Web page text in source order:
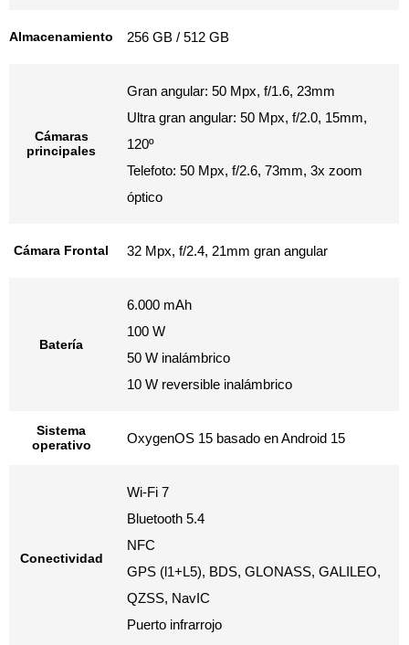
Almacenamiento 256 GB / 512 GB
Cámaras
principales
Gran angular: 50 Mpx, f/1.6, 23mm
Ultra gran angular: 50 Mpx, f/2.0, 15mm,
120º
Telefoto: 50 Mpx, f/2.6, 73mm, 3x zoom
óptico
Cámara Frontal 32 Mpx, f/2.4, 21mm gran angular
Batería
6.000 mAh
100 W
50 W inalámbrico
10 W reversible inalámbrico
Sistema
operativo
OxygenOS 15 basado en Android 15
Conectividad
Wi-Fi 7
Bluetooth 5.4
NFC
GPS (l1+L5), BDS, GLONASS, GALILEO,
QZSS, NavIC
Puerto infrarrojo